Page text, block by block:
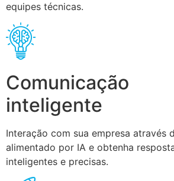
equipes técnicas.
Comunicação
inteligente
Interação com sua empresa através
alimentado por IA e obtenha
inteligentes e precisas.